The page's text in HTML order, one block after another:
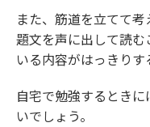
また、筋道を立てて
題文を声に出して読む
いる内容がはっきりす
自宅で勉強するとき
いでしょう。